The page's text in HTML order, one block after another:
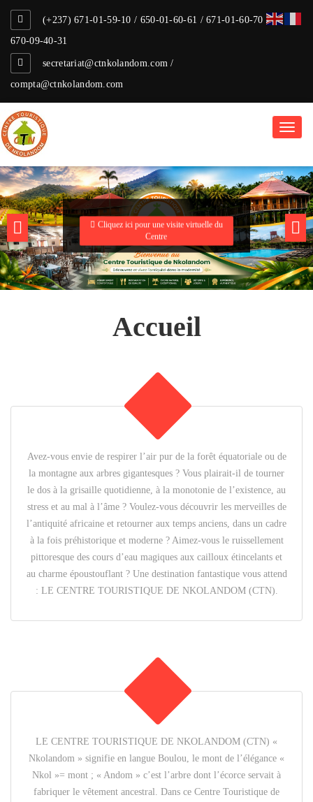
(+237) 671-01-59-10 / 650-01-60-61 / 671-01-60-70 /
670-09-40-31
secretariat@ctnkolandom.com /
compta@ctnkolandom.com
Toggle
Centre Touristique de
Nkolandom
Vers les hauteurs du rêve
Cliquez ici pour une visite virtuelle du
Centre
Accueil
Avez-vous envie de respirer l’air pur de la forêt équatoriale ou de
la montagne aux arbres gigantesques ? Vous plairait-il de tourner
le dos à la grisaille quotidienne, à la monotonie de l’existence, au
stress et au mal à l’âme ? Voulez-vous découvrir les merveilles de
l’antiquité africaine et retourner aux temps anciens, dans un cadre
à la fois préhistorique et moderne ? Aimez-vous le ruissellement
pittoresque des cours d’eau magiques aux cailloux étincelants et
au charme époustouflant ? Une destination fantastique vous attend
: LE CENTRE TOURISTIQUE DE NKOLANDOM (CTN).
LE CENTRE TOURISTIQUE DE NKOLANDOM (CTN) «
Nkolandom » signifie en langue Boulou, le mont de l’élégance «
Nkol »= mont ; « Andom » c’est l’arbre dont l’écorce servait à
fabriquer le vêtement ancestral. Dans ce Centre Touristique de